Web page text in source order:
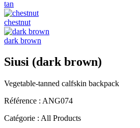
tan
chestnut
dark brown
Siusi (dark brown)
Vegetable-tanned calfskin backpack
Référence : ANG074
Catégorie : All Products